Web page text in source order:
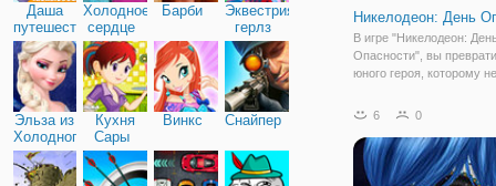
Даша
путешественница
Холодное
сердце
Барби
Эквестрия
герлз
Эльза из
Холодного
сердца
Кухня
Сары
Винкс Снайпер
Никелодеон: День
В игре "Никелодеон:
Опасности", вы
юного героя, которому
Малый вместе с
родной Холмогорск от
этот раз
6 0